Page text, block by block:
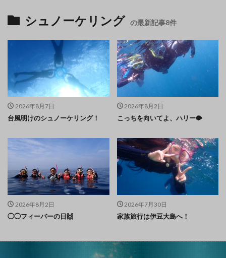
シュノーケリング の最新記事8件
2026年8月7日
台風明けのシュノーケリング！
2026年8月2日
こっちを向いてよ、ハリー🐡
2026年8月2日
◯◯フィーバーの日🙌
2026年7月30日
家族旅行は伊豆大島へ！